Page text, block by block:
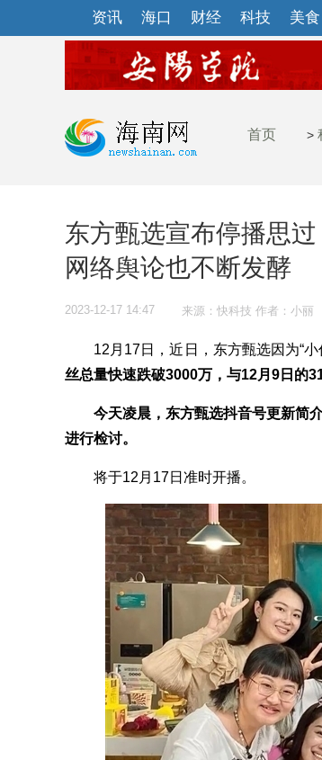
资讯 海口 财经 科技 美食
首页 >
东方甄选宣布停播思过
网络舆论也不断发酵
2023-12-17 14:47 来源：快科技 作者：小丽
12月17日，近日，东方甄选因为“小
丝总量快速跌破3000万，与12月9日的
今天凌晨，东方甄选抖音号更新简
进行检讨。
将于12月17日准时开播。